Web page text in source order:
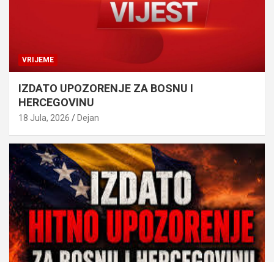
VRIJEME
IZDATO UPOZORENJE ZA BOSNU I
HERCEGOVINU
18 Jula, 2026 Dejan